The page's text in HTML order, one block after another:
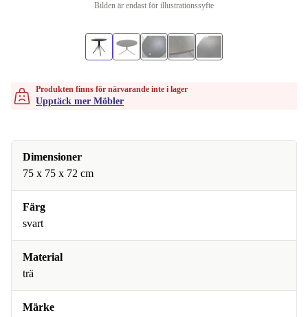
Bilden är endast för illustrationssyfte
Produkten finns för närvarande inte i lager
Upptäck mer Möbler
Dimensioner
75 x 75 x 72 cm
Färg
svart
Material
trä
Märke